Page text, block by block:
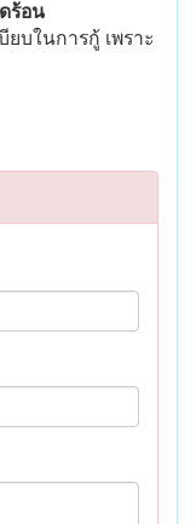
ร้อน
บในการกู้ เพราะ